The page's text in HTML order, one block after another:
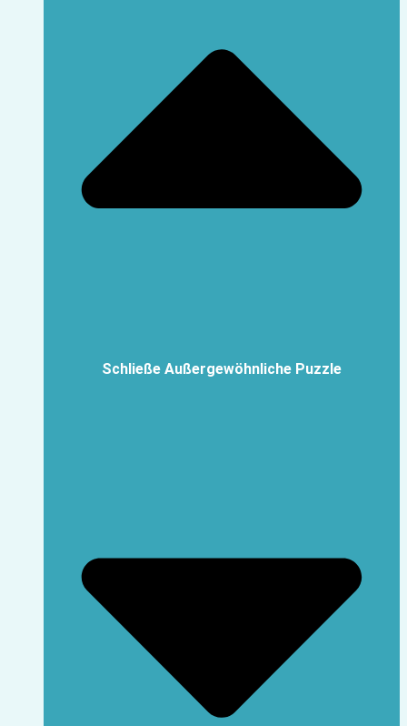
Schließe Außergewöhnliche Puzzle